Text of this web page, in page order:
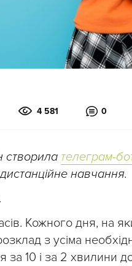
4 581 0
створила телеграм-
навчання.
Кожного дня, на
з усіма
за 10 і за 2 хвилини